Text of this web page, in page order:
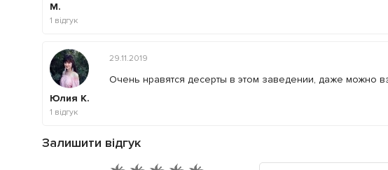
М.
1 відгук
Юлия К.
1 відгук
29.11.2019
Очень нравятся десерты в этом заведении, даже можно
Залишити відгук